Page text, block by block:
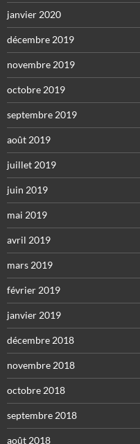
janvier 2020
décembre 2019
novembre 2019
octobre 2019
septembre 2019
août 2019
juillet 2019
juin 2019
mai 2019
avril 2019
mars 2019
février 2019
janvier 2019
décembre 2018
novembre 2018
octobre 2018
septembre 2018
août 2018